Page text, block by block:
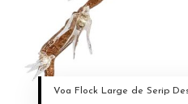
Voa Flock Large de Serip